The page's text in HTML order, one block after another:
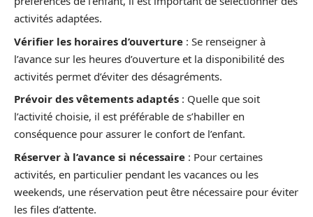
activités adaptées.
Vérifier les horaires d’ouverture : Se renseigner à
l’avance sur les heures d’ouverture et la disponibilité des
activités permet d’éviter des désagréments.
Prévoir des vêtements adaptés : Quelle que soit
l’activité choisie, il est préférable de s’habiller en
conséquence pour assurer le confort de l’enfant.
Réserver à l’avance si nécessaire : Pour certaines
activités, en particulier pendant les vacances ou les
weekends, une réservation peut être nécessaire pour éviter
les files d’attente.